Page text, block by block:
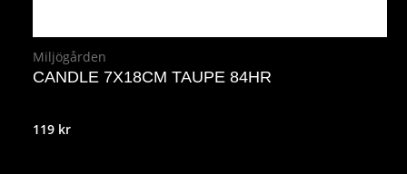
Miljögården
CANDLE 7X18CM TAUPE 84HR
119 kr